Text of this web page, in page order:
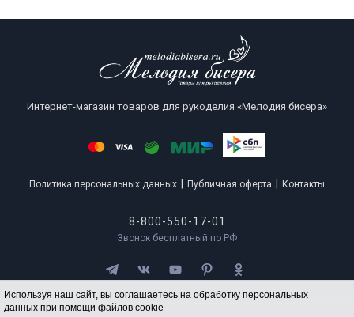
Используя наш сайт, вы соглашаетесь на обработку персональных
данных при помощи файлов cookie
Интернет-магазин товаров для рукоделия «Мелодия бисера»
Политика персональных данных Публичная оферта Контакты
8-800-550-17-01
Звонок бесплатный по РФ